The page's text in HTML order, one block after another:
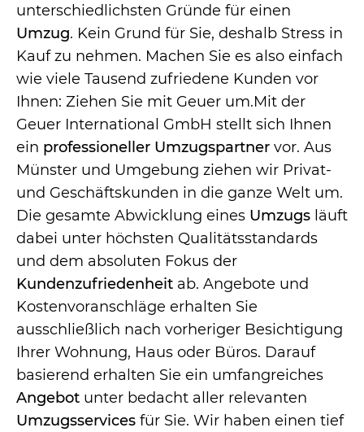
unterschiedlichsten Gründe für einen
Umzug. Kein Grund für Sie, deshalb Stress in
Kauf zu nehmen. Machen Sie es also einfach
wie viele Tausend zufriedene Kunden vor
Ihnen: Ziehen Sie mit Geuer um.Mit der
Geuer International GmbH stellt sich Ihnen
ein professioneller Umzugspartner vor. Aus
Münster und Umgebung ziehen wir Privat-
und Geschäftskunden in die ganze Welt um.
Die gesamte Abwicklung eines Umzugs läuft
dabei unter höchsten Qualitätsstandards
und dem absoluten Fokus der
Kundenzufriedenheit ab. Angebote und
Kostenvoranschläge erhalten Sie
ausschließlich nach vorheriger Besichtigung
Ihrer Wohnung, Haus oder Büros. Darauf
basierend erhalten Sie ein umfangreiches
Angebot unter bedacht aller relevanten
Umzugsservices für Sie. Wir haben einen tief